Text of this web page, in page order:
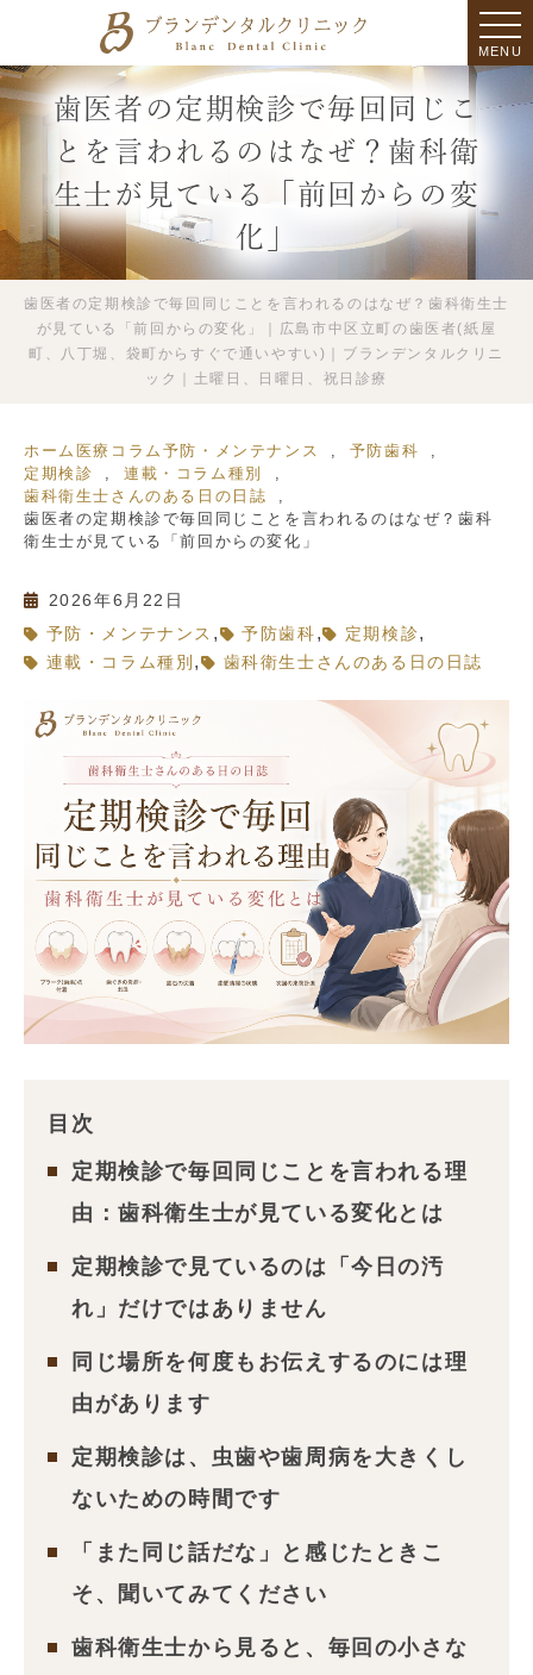
MENU
歯医者の定期検診で毎回同じこ
とを言われるのはなぜ？歯科衛
生士が見ている「前回からの変
化」
歯医者の定期検診で毎回同じことを言われるのはなぜ？歯科衛生士
が見ている「前回からの変化」｜広島市中区立町の歯医者(紙屋
町、八丁堀、袋町からすぐで通いやすい)｜ブランデンタルクリニ
ック｜土曜日、日曜日、祝日診療
ホーム 医療コラム 予防・メンテナンス
予防歯科
定期検診
連載・コラム種別
歯科衛生士さんのある日の日誌
歯医者の定期検診で毎回同じことを言われるのはなぜ？歯科
衛生士が見ている「前回からの変化」
2026年6月22日
予防・メンテナンス , 予防歯科 , 定期検診,
連載・コラム種別 , 歯科衛生士さんのある日の日誌
目次
定期検診で毎回同じことを言われる理
由：歯科衛生士が見ている変化とは
定期検診で見ているのは「今日の汚
れ」だけではありません
同じ場所を何度もお伝えするのには理
由があります
定期検診は、虫歯や歯周病を大きくし
ないための時間です
「また同じ話だな」と感じたときこ
そ、聞いてみてください
歯科衛生士から見ると、毎回の小さな